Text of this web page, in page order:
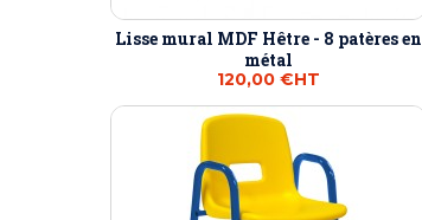
Lisse mural MDF Hêtre - 8 patères en
métal
120,00 €HT